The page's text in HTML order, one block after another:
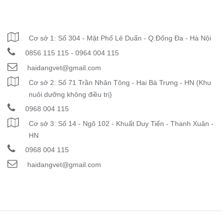
Cơ sở 1: Số 304 - Mặt Phố Lê Duẩn - Q.Đống Đa - Hà Nội
0856 115 115 - 0964 004 115
haidangvet@gmail.com
Cơ sở 2: Số 71 Trần Nhân Tông - Hai Bà Trưng - HN (Khu
nuôi dưỡng không điều trị)
0968 004 115
Cơ sở 3: Số 14 - Ngõ 102 - Khuất Duy Tiến - Thanh Xuân -
HN
0968 004 115
haidangvet@gmail.com